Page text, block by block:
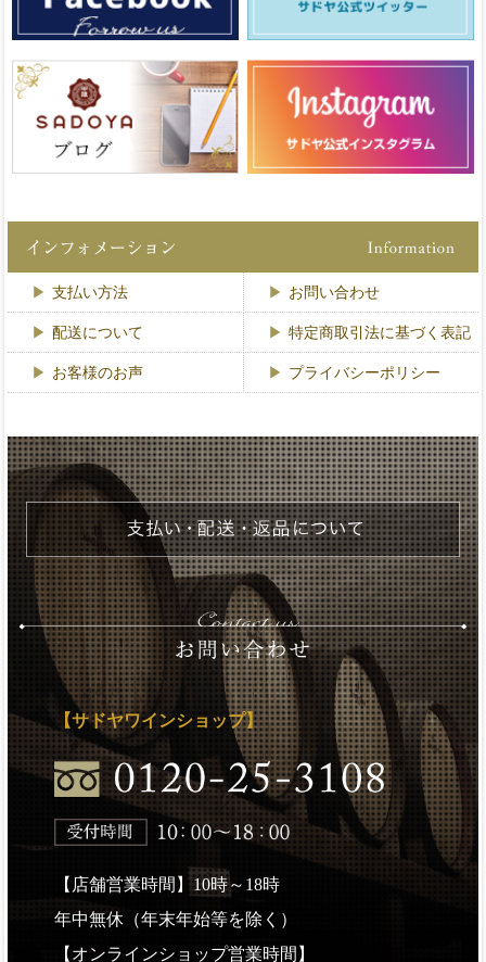
支払い方法 お問い合わせ
配送について 特定商取引法に基づく表記
お客様のお声 プライバシーポリシー
【サドヤワインショップ】
【店舗営業時間】10時～18時
年中無休（年末年始等を除く）
【オンラインショップ営業時間】